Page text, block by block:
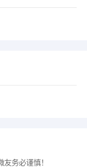
务必谨慎！